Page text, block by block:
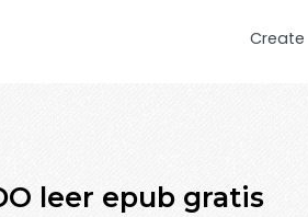
Create
leer epub gratis